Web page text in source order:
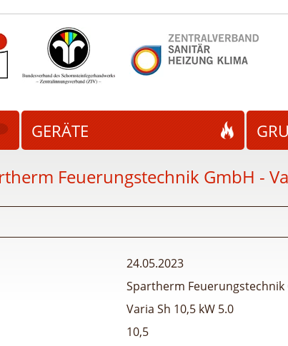
GERÄTE
Feuerungstechnik GmbH -
24.05.2023
Spartherm Feuerungstechnik
Varia Sh 10,5 kW 5.0
10,5